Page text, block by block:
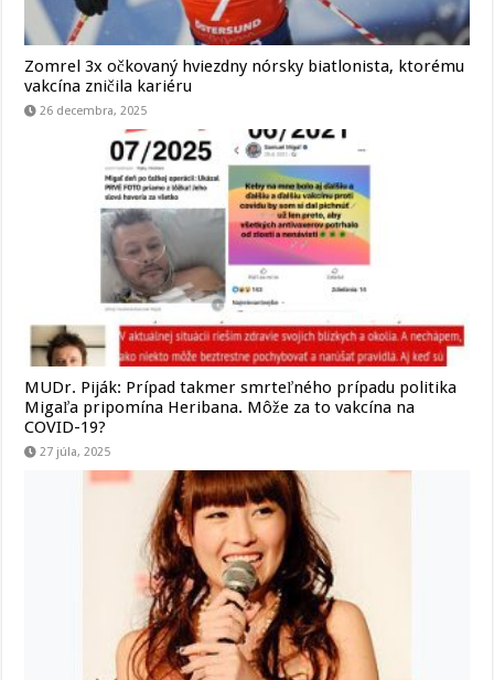
Zomrel 3x očkovaný hviezdny nórsky biatlonista, ktorému
vakcína zničila kariéru
26 decembra, 2025
MUDr. Piják: Prípad takmer smrteľného prípadu politika
Migaľa pripomína Heribana. Môže za to vakcína na
COVID-19?
27 júla, 2025